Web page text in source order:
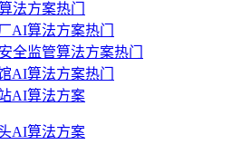
法方案热门
AI算法方案热门
全监管算法方案热门
AI算法方案热门
AI算法方案
AI算法方案